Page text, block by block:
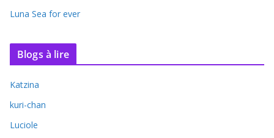
Luna Sea for ever
Blogs à lire
Katzina
kuri-chan
Luciole